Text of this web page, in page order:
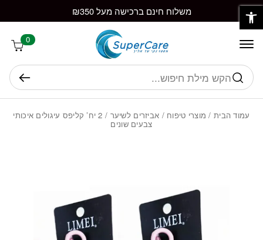
Skip to Content משלוח חינם ברכישה מעל ₪350
0
חיפוש
עמוד הבית / מוצרי טיפוח / אביזרים לשיער / 2 יח’ קליפס עיגולים איכותי
צבעים שונים
בחזרה למעלה
פתח סרגל נגישות